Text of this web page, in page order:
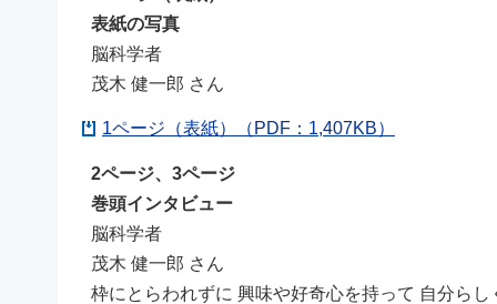
表紙の写真
脳科学者
茂木 健一郎 さん
1ページ（表紙）（PDF：1,407KB）
2ページ、3ページ
巻頭インタビュー
脳科学者
茂木 健一郎 さん
枠にとらわれずに 興味や好奇心を持って 自分らし